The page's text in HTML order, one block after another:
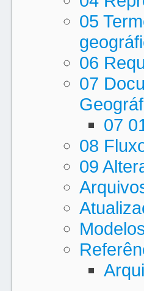
05
06
07
07
08
09